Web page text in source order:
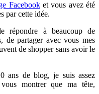
Facebooket vous avez été
par cette idée.
répondre à beaucoup de
de partager avec vous mes
de shopper sans avoir le
ans de blog, je suis assez
montrer que ma tête,